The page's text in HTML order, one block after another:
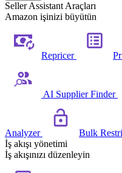
Seller Assistant Araçları
Amazon işinizi büyütün
Repricer
AI Supplier Finder
Analyzer Bulk
İş akışı yönetimi
İş akışınızı düzenleyin